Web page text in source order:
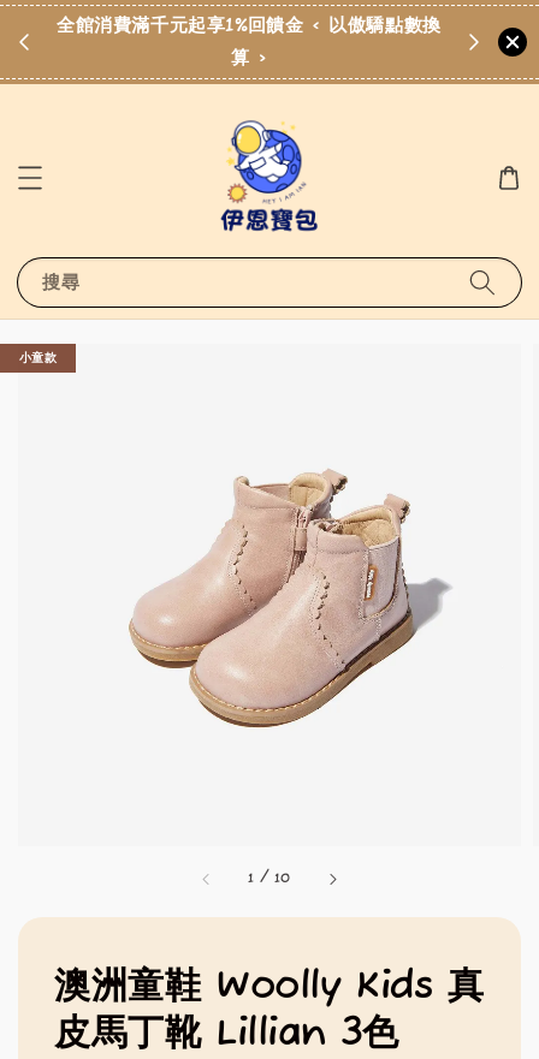
全館消費滿千元起享1%回饋金 < 以傲驕點數換
算 >
搜尋
1 /10
小童款
澳洲童鞋 Woolly Kids 真
皮馬丁靴 Lillian 3色